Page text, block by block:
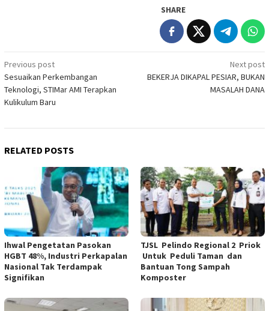
SHARE
Post
navigation
Previous post
Sesuaikan Perkembangan
Teknologi, STIMar AMI Terapkan
Kulikulum Baru
Next post
BEKERJA DIKAPAL PESIAR, BUKAN
MASALAH DANA
RELATED POSTS
Ihwal Pengetatan Pasokan
HGBT 48%, Industri Perkapalan
Nasional Tak Terdampak
Signifikan
TJSL Pelindo Regional 2 Priok
Untuk Peduli Taman dan
Bantuan Tong Sampah
Komposter